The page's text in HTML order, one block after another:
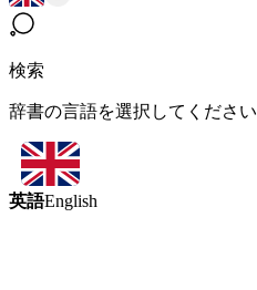
検索
辞書の言語を選択してください
英語English